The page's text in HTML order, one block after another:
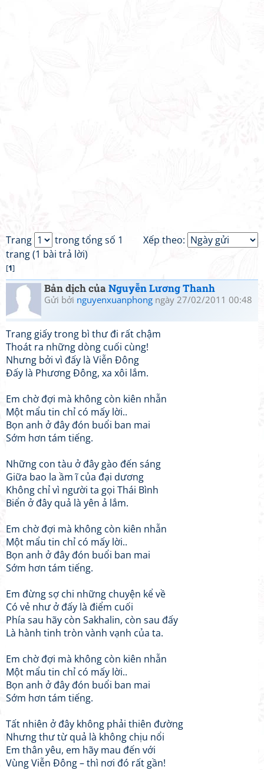
Xếp theo:
Trang
trong tổng số 1
trang (1 bài trả lời)
[1]
Bản dịch củaNguyễn Lương Thanh
Gửi bởi nguyenxuanphong ngày 27/02/2011 00:48
Trang giấy trong bì thư đi rất chậm
Thoát ra những dòng cuối cùng!
Nhưng bởi vì đấy là Viễn Đông
Đấy là Phương Đông, xa xôi lắm.
Em chờ đợi mà không còn kiên nhẫn
Một mẩu tin chỉ có mấy lời..
Bọn anh ở đây đón buổi ban mai
Sớm hơn tám tiếng.
Những con tàu ở đây gào đến sáng
Giữa bao la ầm ĩ của đại dương
Không chỉ vì người ta gọi Thái Bình
Biển ở đây quả là yên ả lắm.
Em chờ đợi mà không còn kiên nhẫn
Một mẩu tin chỉ có mấy lời..
Bọn anh ở đây đón buổi ban mai
Sớm hơn tám tiếng.
Em đừng sợ chi những chuyện kể về
Có vẻ như ở đấy là điểm cuối
Phía sau hãy còn Sakhalin, còn sau đấy
Là hành tinh tròn vành vạnh của ta.
Em chờ đợi mà không còn kiên nhẫn
Một mẩu tin chỉ có mấy lời..
Bọn anh ở đây đón buổi ban mai
Sớm hơn tám tiếng.
Tất nhiên ở đây không phải thiên đường
Nhưng thư từ quả là không chịu nổi
Em thân yêu, em hãy mau đến với
Vùng Viễn Đông – thì nơi đó rất gần!